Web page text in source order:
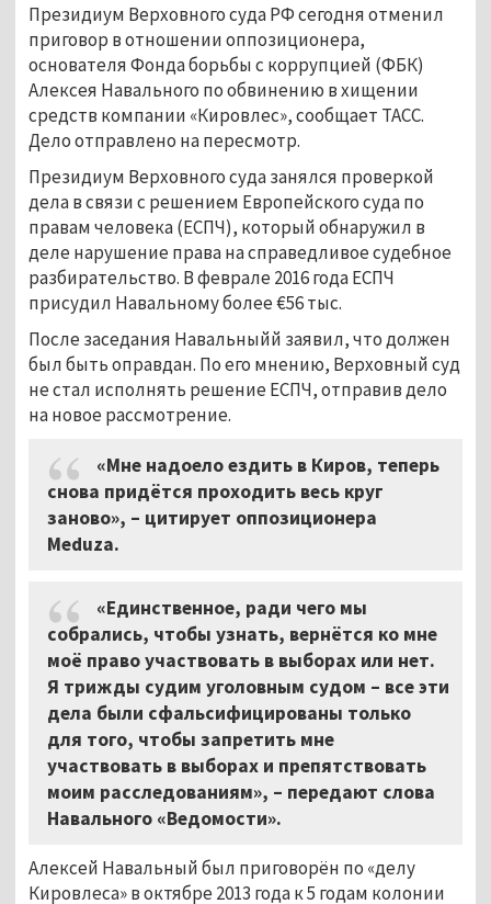
Президиум Верховного суда РФ сегодня отменил
приговор в отношении оппозиционера,
основателя Фонда борьбы с коррупцией (ФБК)
Алексея Навального по обвинению в хищении
средств компании «Кировлес», сообщает ТАСС.
Дело отправлено на пересмотр.
Президиум Верховного суда занялся проверкой
дела в связи с решением Европейского суда по
правам человека (ЕСПЧ), который обнаружил в
деле нарушение права на справедливое судебное
разбирательство. В феврале 2016 года ЕСПЧ
присудил Навальному более €56 тыс.
После заседания Навальныйй заявил, что должен
был быть оправдан. По его мнению, Верховный суд
не стал исполнять решение ЕСПЧ, отправив дело
на новое рассмотрение.
«Мне надоело ездить в Киров, теперь
снова придётся проходить весь круг
заново», – цитирует оппозиционера
Meduza.
«Единственное, ради чего мы
собрались, чтобы узнать, вернётся ко мне
моё право участвовать в выборах или нет.
Я трижды судим уголовным судом – все эти
дела были сфальсифицированы только
для того, чтобы запретить мне
участвовать в выборах и препятствовать
моим расследованиям», – передают слова
Навального «Ведомости».
Алексей Навальный был приговорён по «делу
Кировлеса» в октябре 2013 года к 5 годам колонии